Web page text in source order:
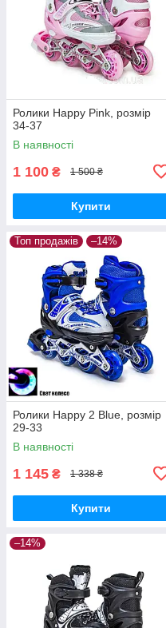
Ролики Happy Pink, розмір
34-37
В наявності
1 100 ₴ 1 500 ₴
Купити
Топ продажів –14%
Ролики Happy 2 Blue, розмір
29-33
В наявності
1 145 ₴ 1 338 ₴
Купити
–14%